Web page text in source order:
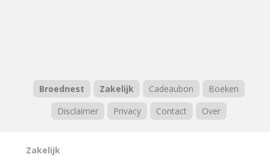
Broednest Zakelijk Cadeaubon
Boeken
Disclaimer
Privacy Contact Over
Zakelijk